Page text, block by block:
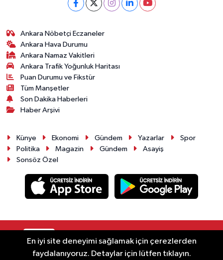
Ankara Nöbetçi Eczaneler
Ankara Hava Durumu
Ankara Namaz Vakitleri
Ankara Trafik Yoğunluk Haritası
Puan Durumu ve Fikstür
Tüm Manşetler
Son Dakika Haberleri
Haber Arşivi
Künye Ekonomi Gündem Yazarlar
Spor
Politika
Magazin Gündem
Asayiş
Sonsöz Özel
En iyi site deneyimi sağlamak için çerezlerden
faydalanıyoruz. Detaylar için lütfen tıklayın.